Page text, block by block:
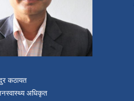
कठायत
अधिकृत